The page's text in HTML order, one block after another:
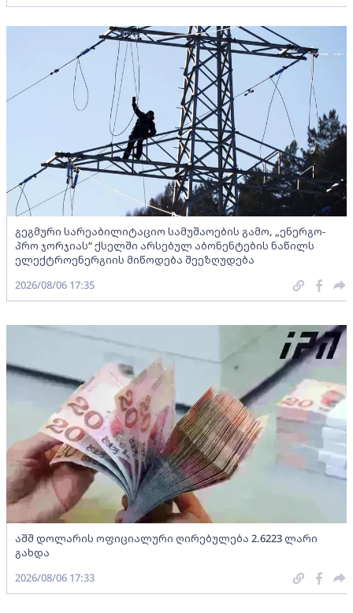
გეგმური სარეაბილიტაციო სამუშაოების გამო, „ენერგო-
პრო ჯორჯიას“ ქსელში არსებულ აბონენტების ნაწილს
ელექტროენერგიის მიწოდება შეეზღუდება
2026/08/06 17:35
აშშ დოლარის ოფიციალური ღირებულება 2.6223 ლარი
გახდა
2026/08/06 17:33